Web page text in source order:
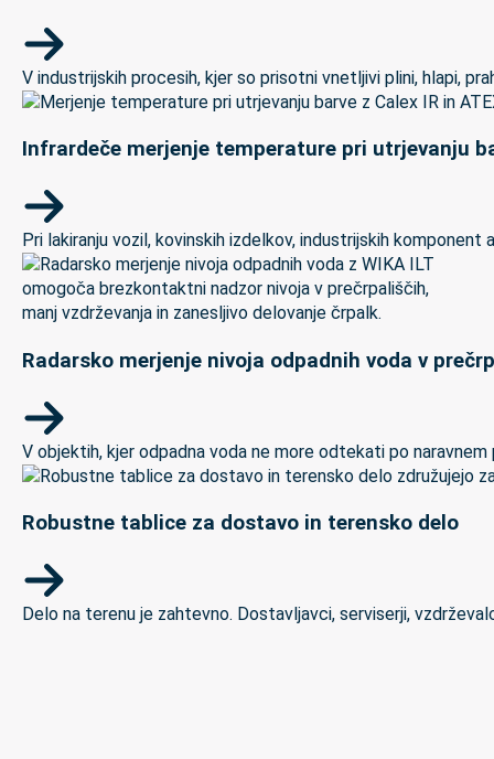
V industrijskih procesih, kjer so prisotni vnetljivi plini, hlapi,
Infrardeče merjenje temperature pri utrjevanju
Pri lakiranju vozil, kovinskih izdelkov, industrijskih
Radarsko merjenje nivoja odpadnih voda v
V objektih, kjer odpadna voda ne more odtekati po
Robustne tablice za dostavo in terensko delo
Delo na terenu je zahtevno. Dostavljavci, serviserji,